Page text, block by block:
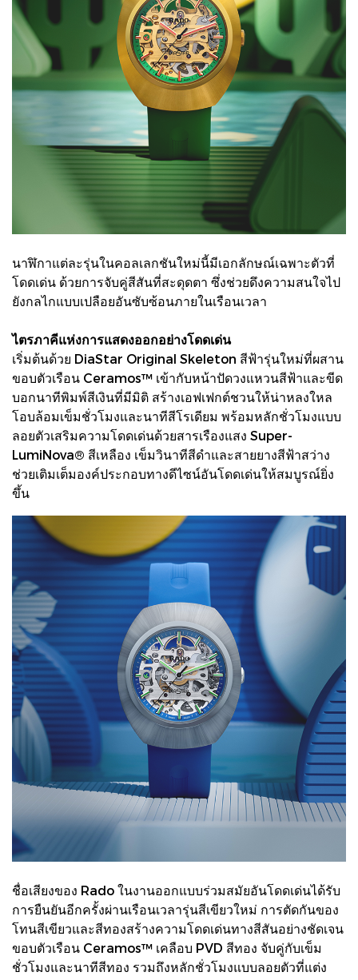
นาฬิกาแต่ละรุ่นในคอลเลกชันใหม่นี้มีเอกลักษณ์เฉพาะตัวที่
โดดเด่น ด้วยการจับคู่สีสันที่สะดุดตา ซึ่งช่วยดึงความสนใจไป
ยังกลไกแบบเปลือยอันซับซ้อนภายในเรือนเวลา
ไตรภาคีแห่งการแสดงออกอย่างโดดเด่น
เริ่มต้นด้วย DiaStar Original Skeleton สีฟ้ารุ่นใหม่ที่ผสาน
ขอบตัวเรือน Ceramos™ เข้ากับหน้าปัดวงแหวนสีฟ้าและขีด
บอกนาทีพิมพ์สีเงินที่มีมิติ สร้างเอฟเฟกต์ชวนให้น่าหลงใหล
โอบล้อมเข็มชั่วโมงและนาทีสีโรเดียม พร้อมหลักชั่วโมงแบบ
ลอยตัวเสริมความโดดเด่นด้วยสารเรืองแสง Super-
LumiNova® สีเหลือง เข็มวินาทีสีดำและสายยางสีฟ้าสว่าง
ช่วยเติมเต็มองค์ประกอบทางดีไซน์อันโดดเด่นให้สมบูรณ์ยิ่ง
ขึ้น
ชื่อเสียงของ Rado ในงานออกแบบร่วมสมัยอันโดดเด่นได้รับ
การยืนยันอีกครั้งผ่านเรือนเวลารุ่นสีเขียวใหม่ การตัดกันของ
โทนสีเขียวและสีทองสร้างความโดดเด่นทางสีสันอย่างชัดเจน
ขอบตัวเรือน Ceramos™ เคลือบ PVD สีทอง จับคู่กับเข็ม
ชั่วโมงและนาทีสีทอง รวมถึงหลักชั่วโมงแบบลอยตัวที่แต่ง